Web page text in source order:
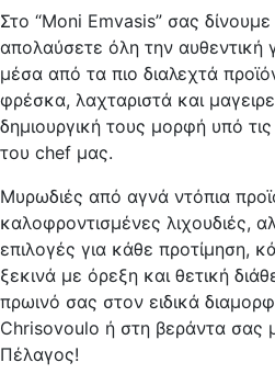
Στο “Moni Emvasis” σας
απολαύσετε όλη την αυθεντική
μέσα από τα πιο διαλεχτά
φρέσκα, λαχταριστά και
δημιουργική τους μορφή υπό
του chef μας.
Μυρωδιές από αγνά ντόπια
καλοφροντισμένες λιχουδιές,
επιλογές για κάθε προτίμηση,
ξεκινά με όρεξη και θετική
πρωινό σας στον ειδικά
Chrisovoulo ή στη βεράντα σας
Πέλαγος!